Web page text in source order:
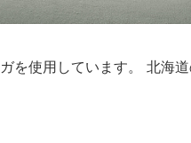
を使用しています。 北海